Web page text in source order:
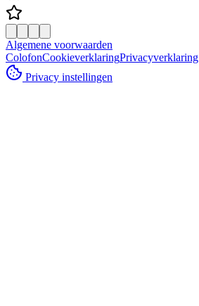
Algemene voorwaarden
ColofonCookieverklaringPrivacyverklaring
Privacy instellingen